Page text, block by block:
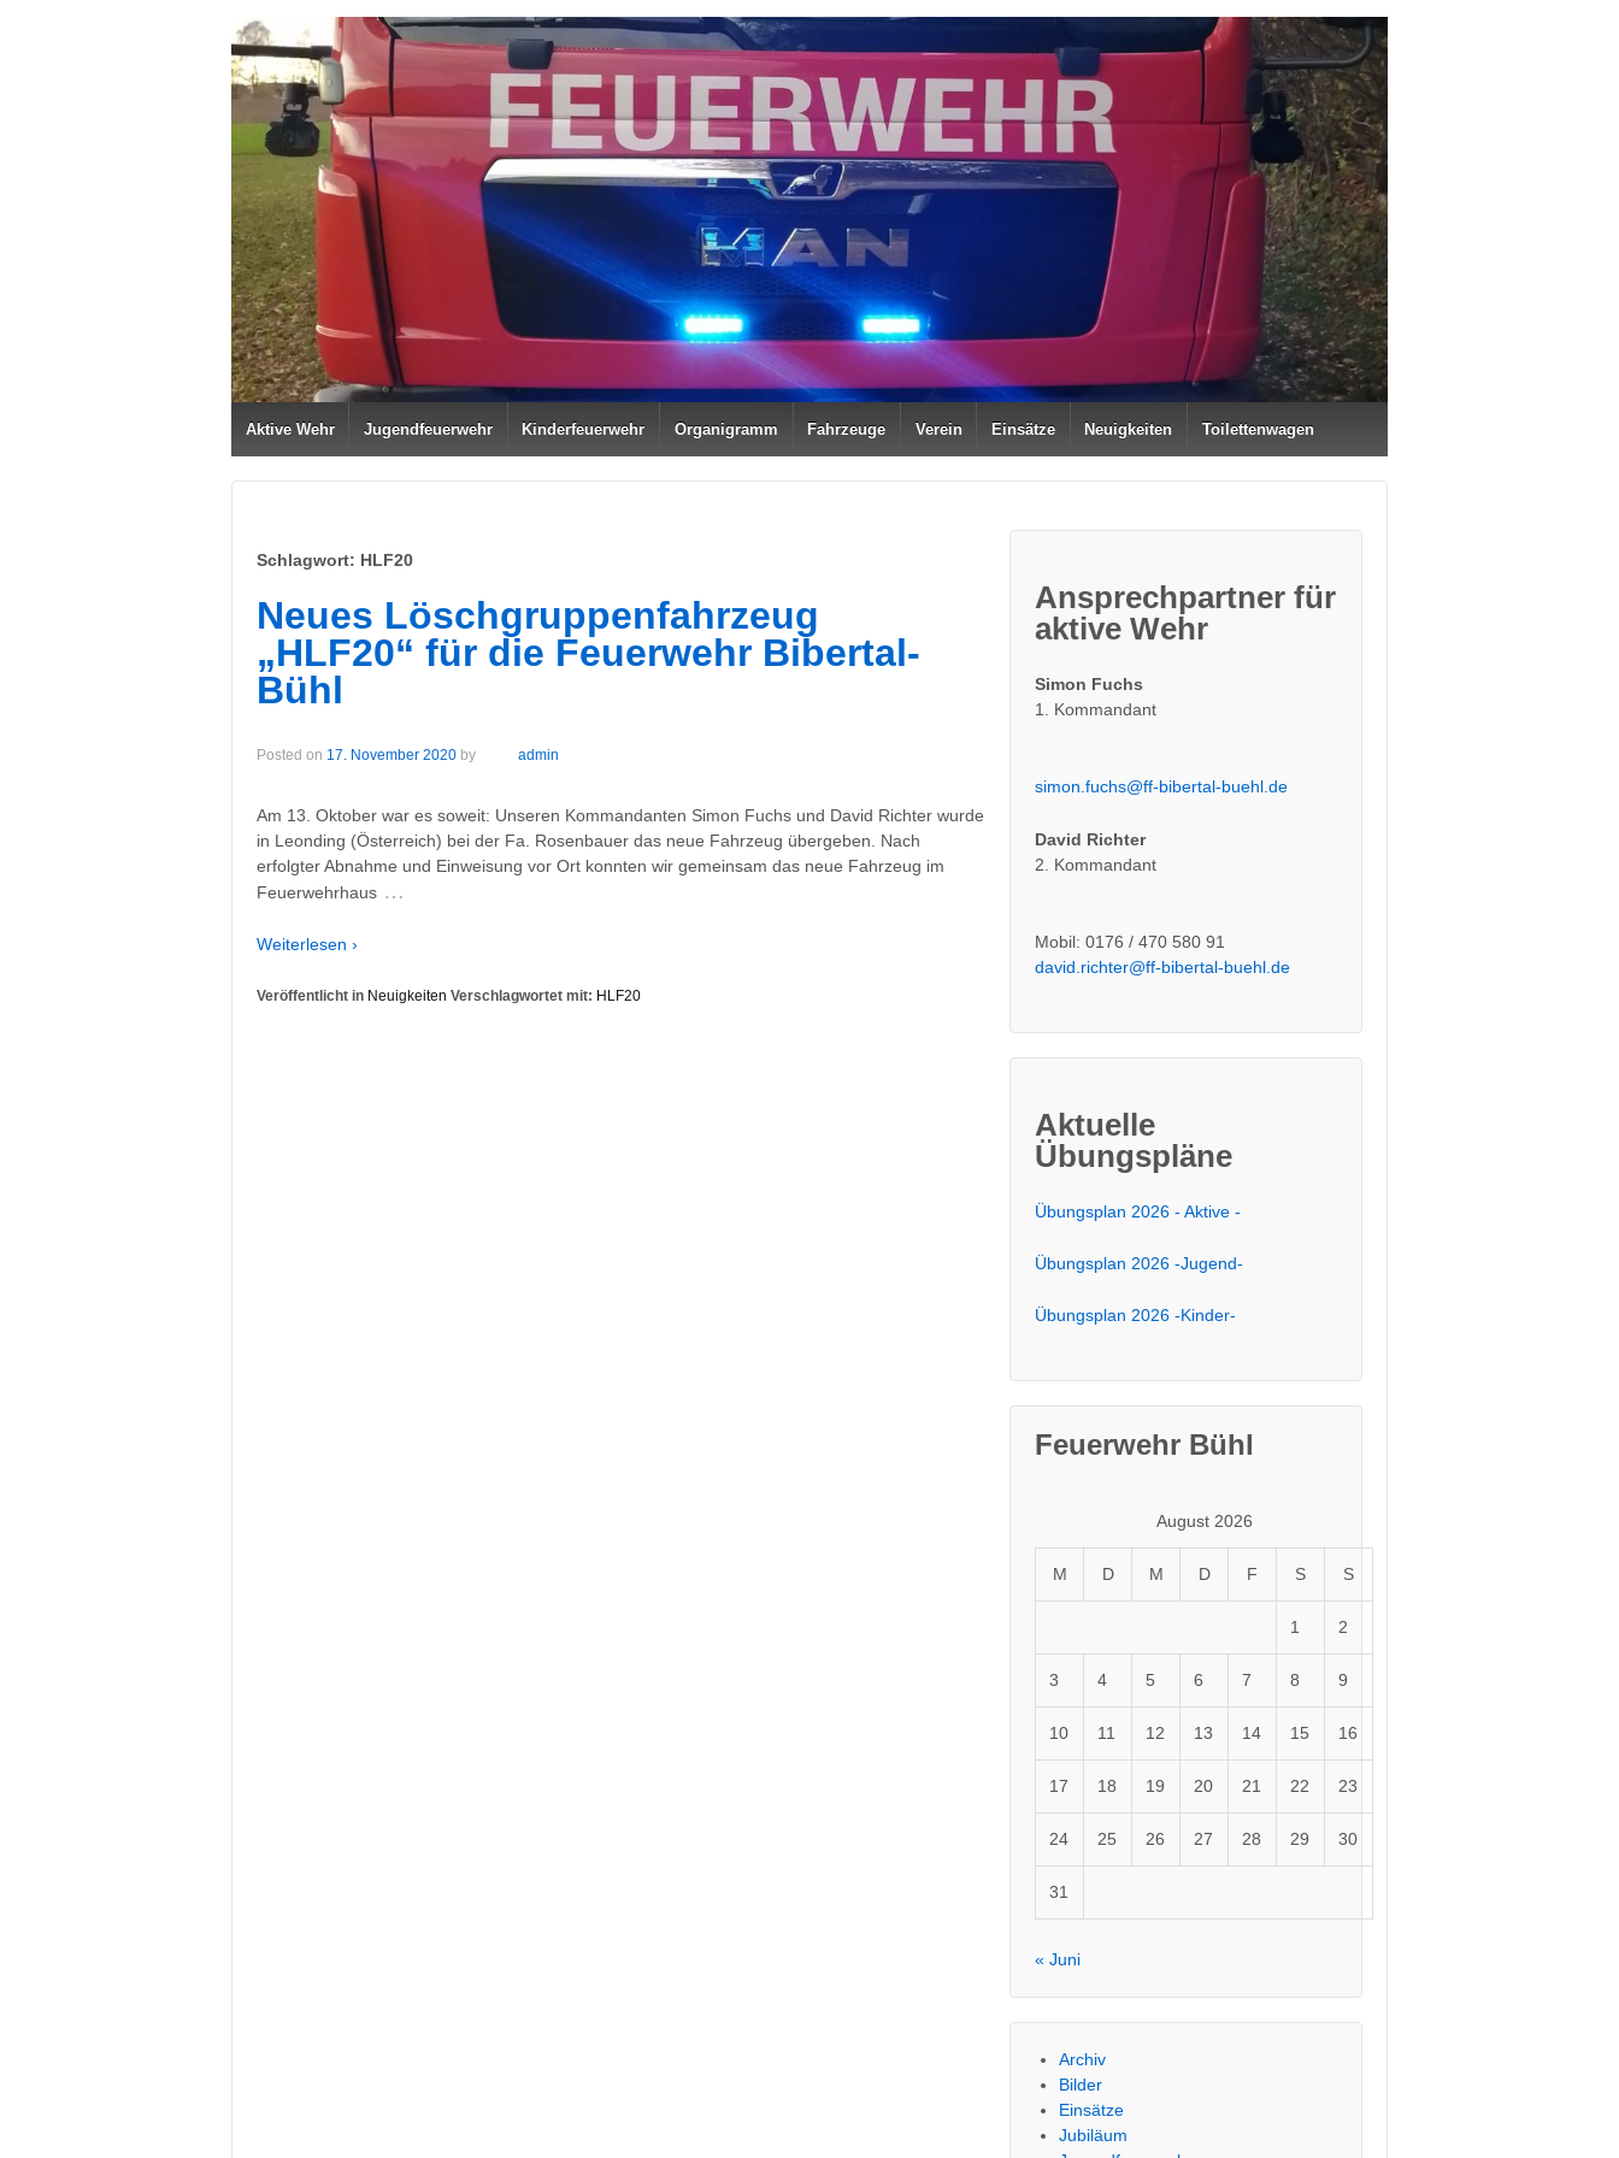
Aktive Wehr Jugendfeuerwehr Kinderfeuerwehr Organigramm Fahrzeuge Verein Einsätze Neuigkeiten Toilettenwagen
Schlagwort: HLF20
Neues Löschgruppenfahrzeug
„HLF20“ für die Feuerwehr Bibertal-
Bühl
Posted on 17. November 2020 by admin
Am 13. Oktober war es soweit: Unseren Kommandanten Simon Fuchs und David Richter wurde
in Leonding (Österreich) bei der Fa. Rosenbauer das neue Fahrzeug übergeben. Nach
erfolgter Abnahme und Einweisung vor Ort konnten wir gemeinsam das neue Fahrzeug im
Feuerwehrhaus …
Weiterlesen ›
Veröffentlicht in Neuigkeiten Verschlagwortet mit: HLF20
Ansprechpartner für
aktive Wehr
Simon Fuchs
1. Kommandant
simon.fuchs@ff-bibertal-buehl.de
David Richter
2. Kommandant
Mobil: 0176 / 470 580 91
david.richter@ff-bibertal-buehl.de
Aktuelle
Übungspläne
Übungsplan 2026 - Aktive -
Übungsplan 2026 -Jugend-
Übungsplan 2026 -Kinder-
Feuerwehr Bühl
August 2026
M D M D F S S
1 2
3 4 5 6 7 8 9
10 11 12 13 14 15 16
17 18 19 20 21 22 23
24 25 26 27 28 29 30
31
« Juni
Archiv
Bilder
Einsätze
Jubiläum